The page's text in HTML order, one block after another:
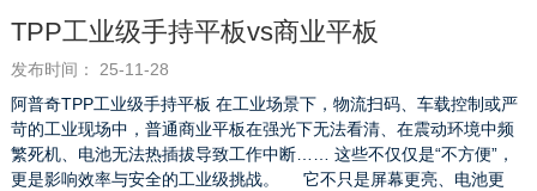
TPP工业级手持平板vs商业平板
发布时间： 25-11-28
阿普奇TPP工业级手持平板 在工业场景下，物流扫码、车载控制或严
苛的工业现场中，普通商业平板在强光下无法看清、在震动环境中频
繁死机、电池无法热插拔导致工作中断…… 这些不仅仅是“不方便”，
更是影响效率与安全的工业级挑战。 它不只是屏幕更亮、电池更